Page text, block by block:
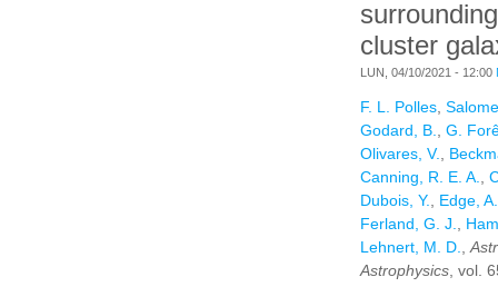
cluster
LUN, 04/10/2021 - 12:00
F. L. Polles
Godard, B.
G.
Olivares, V.
Canning, R. E. A.
Dubois, Y.
Edge,
Ferland, G. J.
Lehnert, M. D.
Astrophysics , vol.